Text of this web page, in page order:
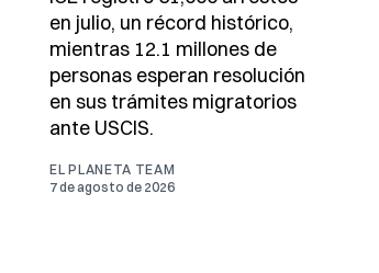
en julio, un récord histórico,
mientras 12.1 millones de
personas esperan resolución
en sus trámites migratorios
ante USCIS.
EL PLANETA TEAM
7 de agosto de 2026